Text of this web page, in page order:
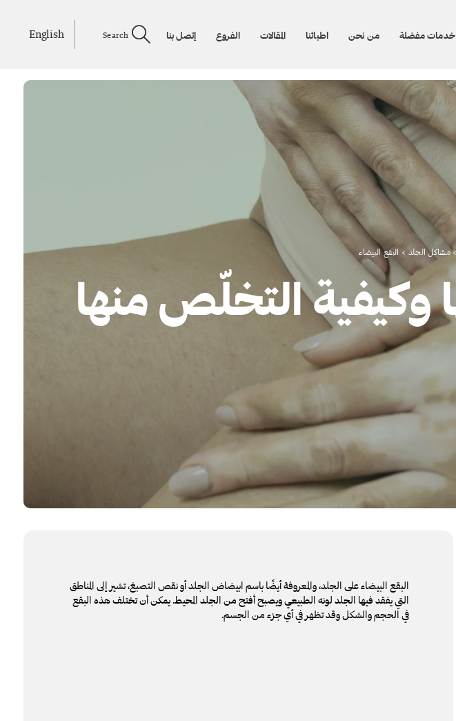
خدمات مفضلة من نحن اطبائنا المقالات الفروع إتصل بنا Search
English
مشاكل الجلد> البقع البيضاء
وكيفية التخلّص منها
البقع البيضاء على الجلد، والمعروفة أيضًا باسم ابيضاض الجلد أو نقص التصبغ، تشير إلى المناطق
التي يفقد فيها الجلد لونه الطبيعي ويصبح أفتح من الجلد المحيط. يمكن أن تختلف هذه البقع
في الحجم والشكل وقد تظهر في أي جزء من الجسم.